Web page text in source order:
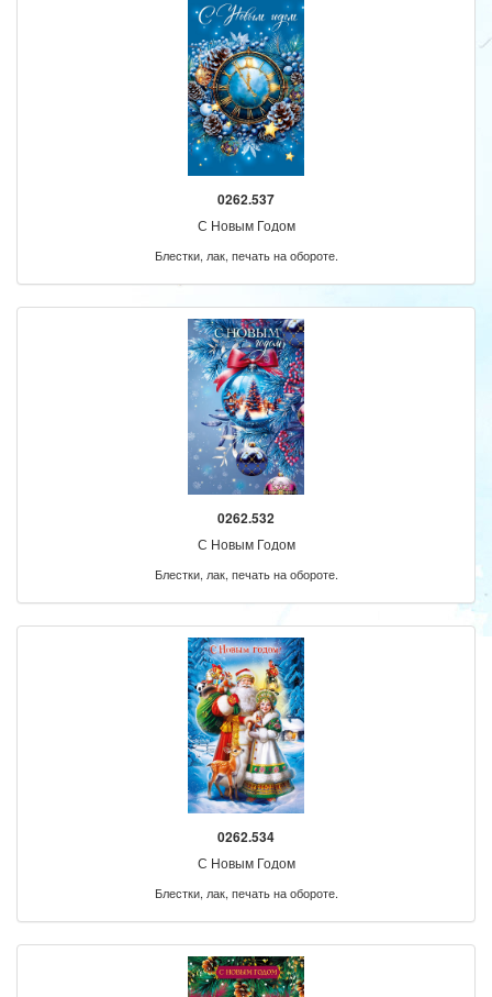
0262.537
С Новым Годом
Блестки, лак, печать на обороте.
0262.532
С Новым Годом
Блестки, лак, печать на обороте.
0262.534
С Новым Годом
Блестки, лак, печать на обороте.